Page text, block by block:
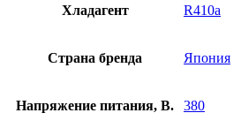
Хладагент R410a
Страна бренда Япония
Напряжение питания, В. 380